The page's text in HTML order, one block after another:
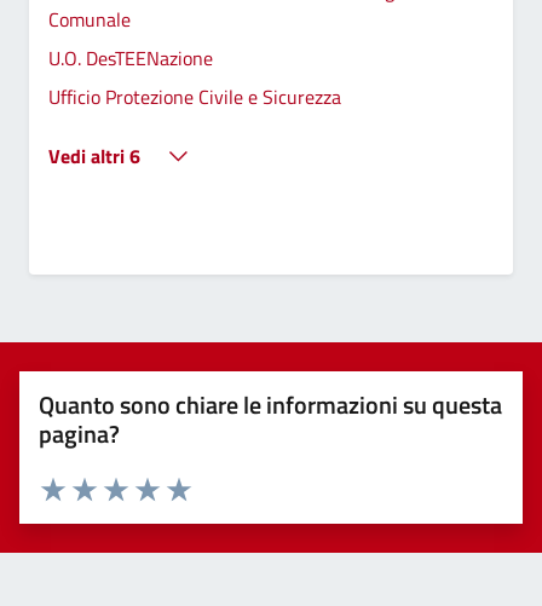
Comunale
U.O. DesTEENazione
Ufficio Protezione Civile e Sicurezza
Vedi altri 6
Quanto sono chiare le informazioni su questa
pagina?
Valuta 5 stelle su 5
Valuta 4 stelle su 5
Valuta 3 stelle su 5
Valuta 2 stelle su 5
Valuta 1 stelle su 5